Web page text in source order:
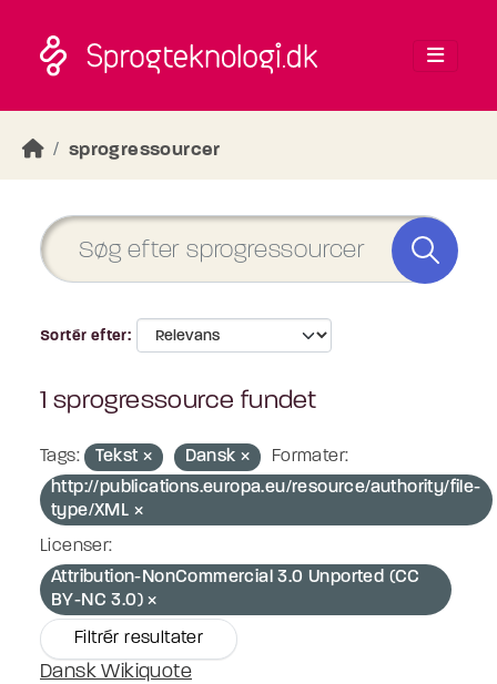
sprogressourcer
Sortér efter
1 sprogressource fundet
Tags: Tekst Dansk
Formater:
http://publications.europa.eu/resource/authority/file-
type/XML
Licenser:
Attribution-NonCommercial 3.0 Unported (CC
BY-NC 3.0)
Filtrér resultater
Dansk Wikiquote